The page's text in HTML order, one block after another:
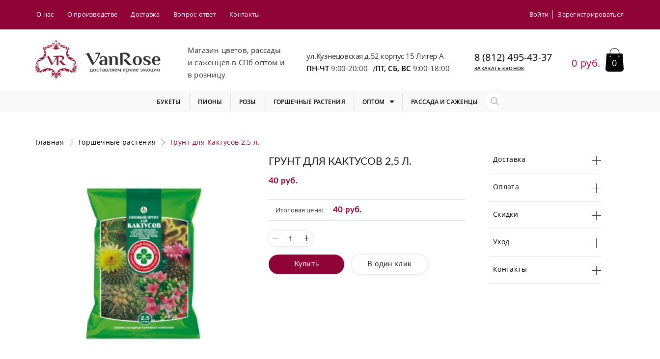
О нас О производстве Доставка Вопрос-ответ Контакты Войти Зарегистрироваться
Магазин цветов, рассады
и саженцев в СПб оптом и
в розницу
ул.Кузнецовская д.52 корпус 15 Литер А
ПН-ЧТ9:00-20:00 /ПТ, СБ, ВС 9:00-18:00
8 (812) 495-43-37
ЗАКАЗАТЬ ЗВОНОК 0 руб. 0
БУКЕТЫ ПИОНЫ РОЗЫ ГОРШЕЧНЫЕ РАСТЕНИЯ ОПТОМ РАССАДА И САЖЕНЦЫ
Главная Горшечные растения Грунт для Кактусов 2,5 л.
ГРУНТ ДЛЯ КАКТУСОВ 2,5 Л.
40 руб.
Итоговая цена: 40 руб.
Купить В один клик
Доставка
Оплата
Скидки
Уход
Контакты